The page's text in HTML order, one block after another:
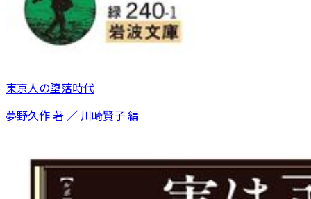
東京人の堕落時代
夢野久作 著 ／ 川崎賢子 編